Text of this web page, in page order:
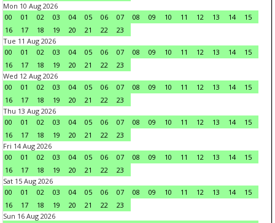
Mon 10 Aug 2026
00
01 02 03 04 05 06 07 08 09 10 11 12 13 14
15
16
17 18 19 20 21 22
23
Tue 11 Aug 2026
00
01 02 03 04 05 06 07 08 09 10 11 12 13 14
15
16
17 18 19 20 21 22
23
Wed 12 Aug 2026
00
01 02 03 04 05 06 07 08 09 10 11 12 13 14
15
16
17 18 19 20 21 22
23
Thu 13 Aug 2026
00
01 02 03 04 05 06 07 08 09 10 11 12 13 14
15
16
17 18 19 20 21 22
23
Fri 14 Aug 2026
00
01 02 03 04 05 06 07 08 09 10 11 12 13 14
15
16
17 18 19 20 21 22
23
Sat 15 Aug 2026
00
01 02 03 04 05 06 07 08 09 10 11 12 13 14
15
16
17 18 19 20 21 22
23
Sun 16 Aug 2026